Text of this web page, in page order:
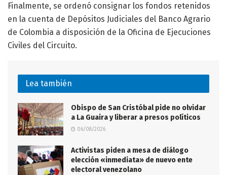
Finalmente, se ordenó consignar los fondos retenidos
en la cuenta de Depósitos Judiciales del Banco Agrario
de Colombia a disposición de la Oficina de Ejecuciones
Civiles del Circuito.
Lea también
Obispo de San Cristóbal pide no olvidar
a La Guaira y liberar a presos políticos
06/08/2026
Activistas piden a mesa de diálogo
elección «inmediata» de nuevo ente
electoral venezolano